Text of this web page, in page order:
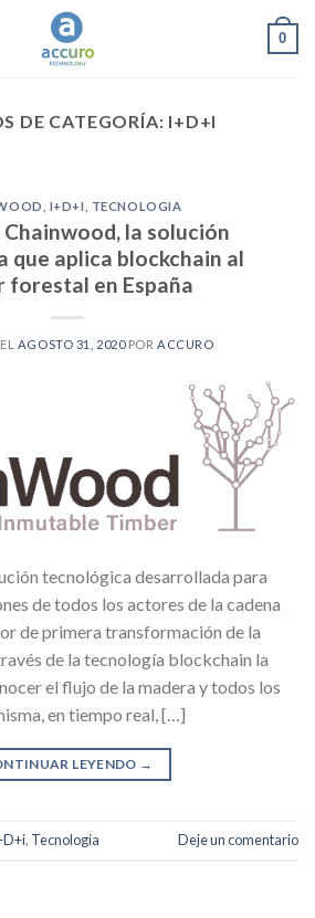
0
DE CATEGORÍA: I+D+I
I+D+I TECNOLOGIA
la solución
que aplica blockchain al
forestal en España
AGOSTO 31, 2020POR ACCURO
tecnológica desarrollada para
de todos los actores de la cadena
de primera transformación de la
de la tecnología blockchain la
el flujo de la madera y todos los
en tiempo real, […]
LEYENDO →
, Tecnologia Deje un comentario